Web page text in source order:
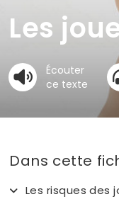
Les
Écouter
ce texte
Dans cette
Les risques des